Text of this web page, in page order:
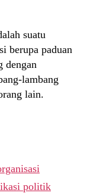
suatu
berupa paduan
dengan
lambang
lain.
politik